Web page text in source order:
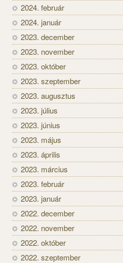
2024. február
2024. január
2023. december
2023. november
2023. október
2023. szeptember
2023. augusztus
2023. július
2023. június
2023. május
2023. április
2023. március
2023. február
2023. január
2022. december
2022. november
2022. október
2022. szeptember